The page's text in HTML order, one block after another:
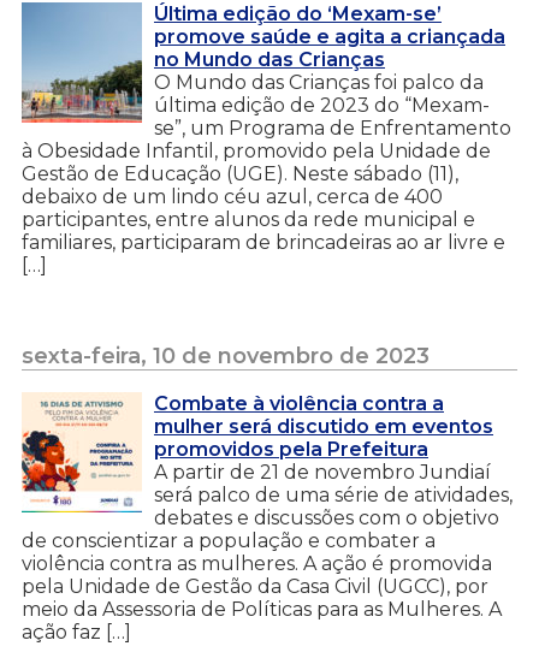
Última edição do ‘Mexam-se’
promove saúde e agita a criançada
no Mundo das Crianças
O Mundo das Crianças foi palco da
última edição de 2023 do “Mexam-
se”, um Programa de Enfrentamento
à Obesidade Infantil, promovido pela Unidade de
Gestão de Educação (UGE). Neste sábado (11),
debaixo de um lindo céu azul, cerca de 400
participantes, entre alunos da rede municipal e
familiares, participaram de brincadeiras ao ar livre e
[…]
sexta-feira, 10 de novembro de 2023
Combate à violência contra a
mulher será discutido em eventos
promovidos pela Prefeitura
A partir de 21 de novembro Jundiaí
será palco de uma série de atividades,
debates e discussões com o objetivo
de conscientizar a população e combater a
violência contra as mulheres. A ação é promovida
pela Unidade de Gestão da Casa Civil (UGCC), por
meio da Assessoria de Políticas para as Mulheres. A
ação faz […]